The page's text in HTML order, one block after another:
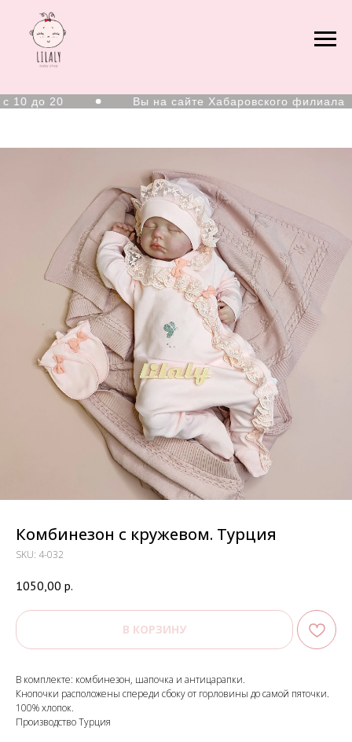
до 20 Вы на сайте Хабаровского филиала
Комбинезон с кружевом. Турция
SKU: 4-032
1050,00 р.
В КОРЗИНУ
В комплекте: комбинезон, шапочка и антицарапки.
Кнопочки расположены спереди сбоку от горловины до самой пяточки.
100% хлопок.
Производство Турция